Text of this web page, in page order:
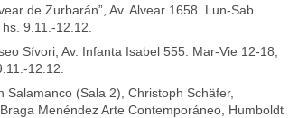
de Zurbarán”, Av. Alvear 1658. Lun-Sab
9.11.-12.12.
Sívori, Av. Infanta Isabel 555. Mar-Vie 12-18,
12.12.
(Sala 2), Christoph Schäfer,
Menéndez Arte Contemporáneo, Humboldt